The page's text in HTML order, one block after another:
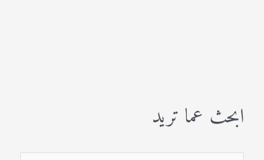
ابحث عما تريد